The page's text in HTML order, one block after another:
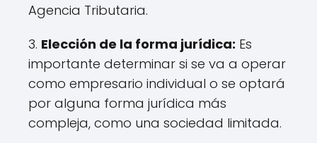
Agencia Tributaria.
3. Elección de la forma jurídica: Es
importante determinar si se va a operar
como empresario individual o se optará
por alguna forma jurídica más
compleja, como una sociedad limitada.